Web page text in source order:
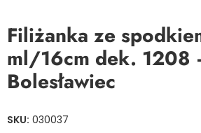
Filiżanka ze
ml/16cm dek. 1208
Bolesławiec
SKU: 030037